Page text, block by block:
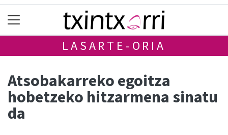
LASARTE-ORIA
Atsobakarreko egoitza
hobetzeko hitzarmena sinatu
da